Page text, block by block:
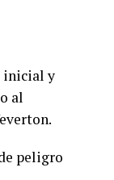
inicial y
al
peligro